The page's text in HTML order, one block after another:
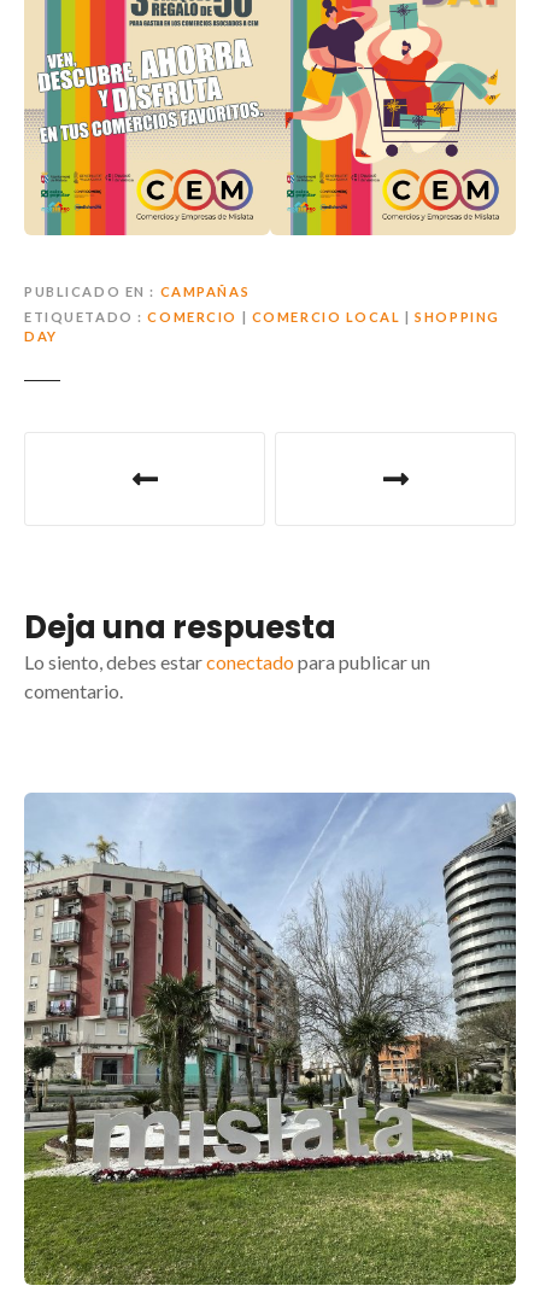
PUBLICADO EN
CAMPAÑAS
ETIQUETADO
COMERCIO COMERCIO LOCAL |SHOPPING
DAY
Deja una respuesta
Lo siento, debes estarconectado para publicar un
comentario.